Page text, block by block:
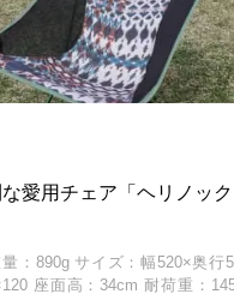
愛用チェア「ヘリノッ
：890g サイズ：幅520×奥行
座面高：34cm 耐荷重：